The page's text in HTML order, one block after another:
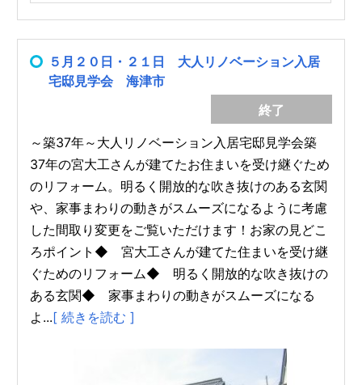
５月２０日・２１日 大人リノベーション入居
宅邸見学会 海津市
終了
～築37年～大人リノベーション入居宅邸見学会築
37年の宮大工さんが建てたお住まいを受け継ぐため
のリフォーム。明るく開放的な吹き抜けのある玄関
や、家事まわりの動きがスムーズになるように考慮
した間取り変更をご覧いただけます！お家の見どこ
ろポイント◆ 宮大工さんが建てた住まいを受け継
ぐためのリフォーム◆ 明るく開放的な吹き抜けの
ある玄関◆ 家事まわりの動きがスムーズになる
よ...[ 続きを読む ]